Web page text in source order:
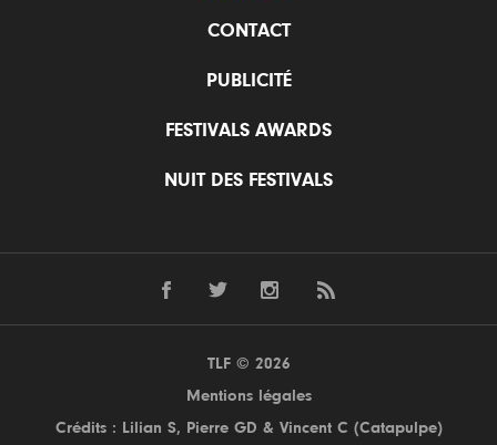
CONTACT
PUBLICITÉ
FESTIVALS AWARDS
NUIT DES FESTIVALS
TLF © 2026
Mentions légales
Crédits : Lilian S, Pierre GD & Vincent C (Catapulpe)